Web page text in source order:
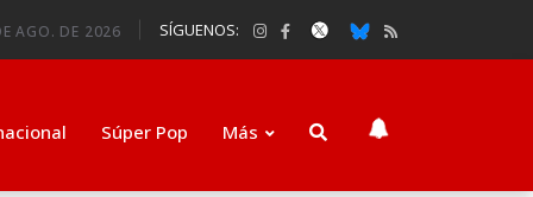
AGO. DE 2026 SÍGUENOS:
Súper Pop Más